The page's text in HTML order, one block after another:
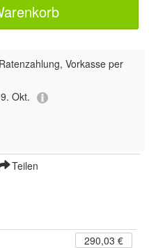
Vorkasse per
Okt.
Teilen
290,03 €